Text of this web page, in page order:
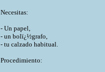
Necesitas:
- Un papel,
- un bolï¿½grafo,
- tu calzado habitual.
Procedimiento: